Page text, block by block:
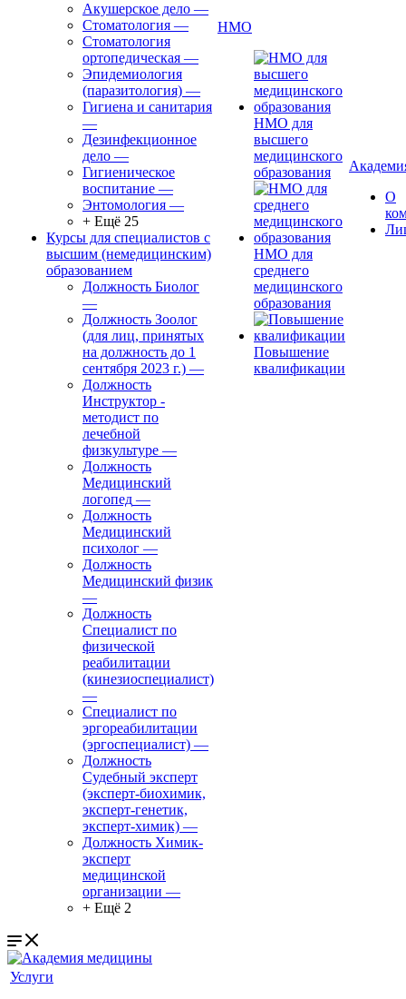
Акушерское дело —
Стоматология —
Стоматология
ортопедическая —
Эпидемиология
(паразитология) —
Гигиена и санитария
—
Дезинфекционное
дело —
Гигиеническое
воспитание —
Энтомология —
+ Ещё 25
Курсы для специалистов с
высшим (немедицинским)
образованием
Должность Биолог
—
Должность Зоолог
(для лиц, принятых
на должность до 1
сентября 2023 г.) —
Должность
Инструктор -
методист по
лечебной
физкультуре —
Должность
Медицинский
логопед —
Должность
Медицинский
психолог —
Должность
Медицинский физик
—
Должность
Специалист по
физической
реабилитации
(кинезиоспециалист)
—
Специалист по
эргореабилитации
(эргоспециалист) —
Должность
Судебный эксперт
(эксперт-биохимик,
эксперт-генетик,
эксперт-химик) —
Должность Химик-
эксперт
медицинской
организации —
+ Ещё 2
НМО
НМО для
высшего
медицинского
образования
НМО для
среднего
медицинского
образования
Повышение
квалификации
О
Услуги